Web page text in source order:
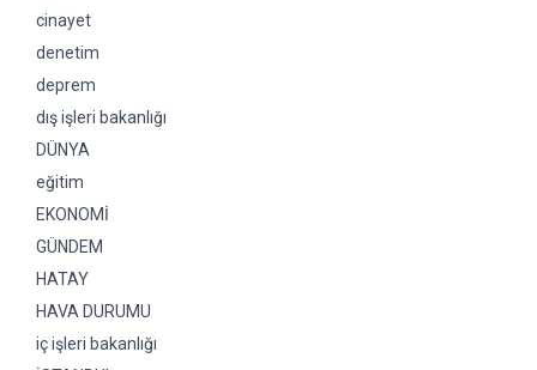
cinayet
denetim
deprem
dış işleri bakanlığı
DÜNYA
eğitim
EKONOMİ
GÜNDEM
HATAY
HAVA DURUMU
iç işleri bakanlığı